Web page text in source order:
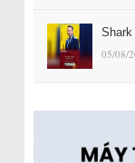
05/08/